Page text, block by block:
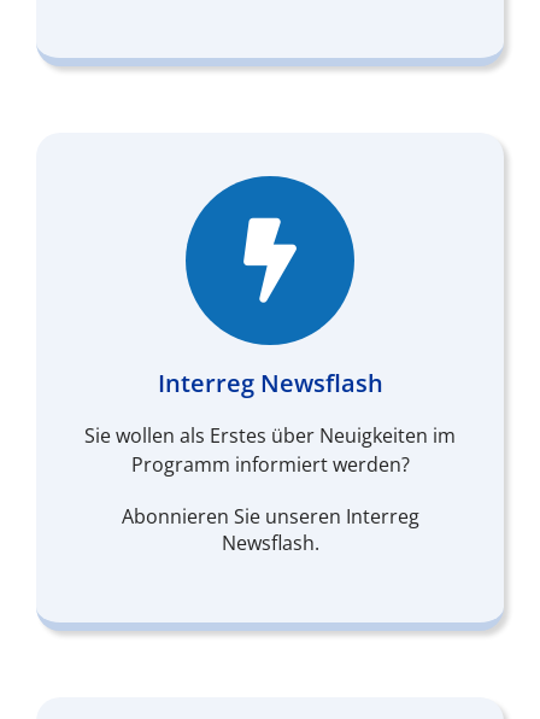
Interreg Newsflash
Sie wollen als Erstes über Neuigkeiten im
Programm informiert werden?
Abonnieren Sie unseren Interreg
Newsflash.